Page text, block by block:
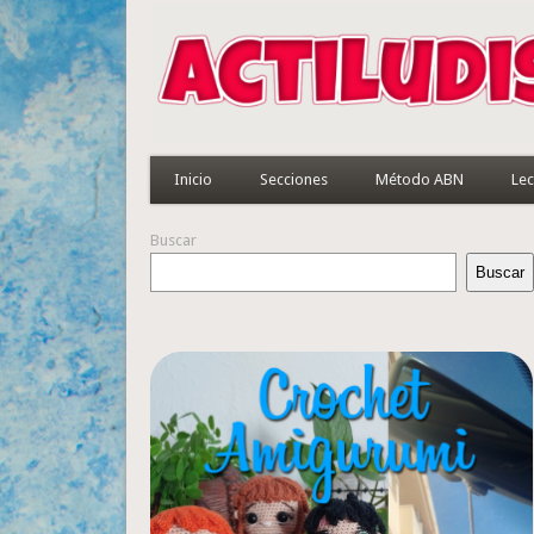
Inicio Secciones Método ABN
Buscar
Buscar